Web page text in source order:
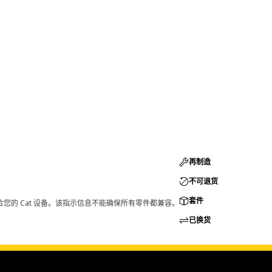
的 Cat 设备。该指示信息不能确保所有零件都兼容。
再制造
不可退货
套件
已换货